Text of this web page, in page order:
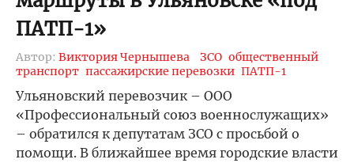
ПАТП-1»
Автор: Виктория Чернышева ЗСО общественный
транспорт пассажирские перевозки ПАТП-1
Ульяновский перевозчик – ООО
«Профессиональный союз военнослужащих»
– обратился к депутатам ЗСО с просьбой о
помощи. В ближайшее время городские власти